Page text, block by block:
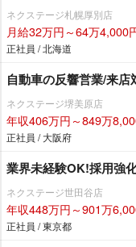
ネクステージ札幌厚別店
月給32万円～64万4,000
正社員 / 北海道
自動車の反響営業/来
ネクステージ堺美原店
年収406万円～849万
正社員 / 大阪府
業界未経験OK!採用強
ネクステージ世田谷店
年収448万円～901万
正社員 / 東京都